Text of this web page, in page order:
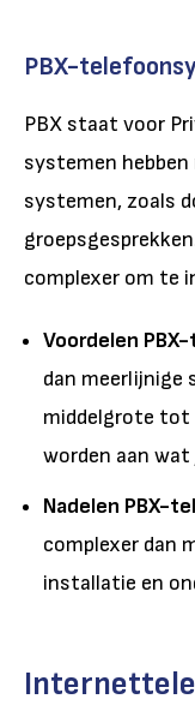
PBX-
PBX staat voor
systemen
systemen, zoals
complexer om te
Voordelen
dan meerlijnige
middelgrote tot
worden aan
Nadelen PBX-
complexer dan
installatie en